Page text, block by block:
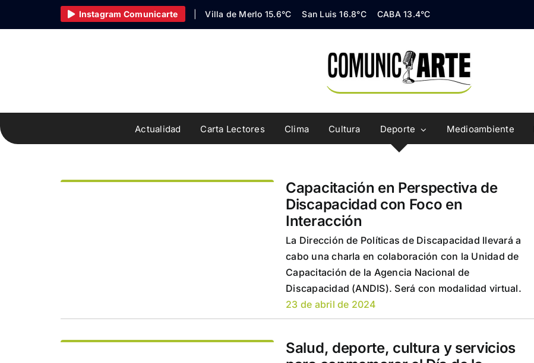
Instagram Comunicarte Villa de Merlo 15.6°C San Luis 16.8°C CABA 13.4°C
Actualidad Carta Lectores Clima Cultura Deporte Medioambiente
Capacitación en Perspectiva de
Discapacidad con Foco en
Interacción
La Dirección de Políticas de Discapacidad llevará a
cabo una charla en colaboración con la Unidad de
Capacitación de la Agencia Nacional de
Discapacidad (ANDIS). Será con modalidad virtual.
23 de abril de 2024
Salud, deporte, cultura y servicios